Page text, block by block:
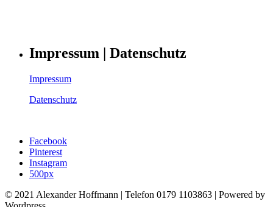
Impressum | Datenschutz
Impressum
Datenschutz
Facebook
Pinterest
Instagram
500px
© 2021 Alexander Hoffmann | Telefon 0179 1103863 | Powered by